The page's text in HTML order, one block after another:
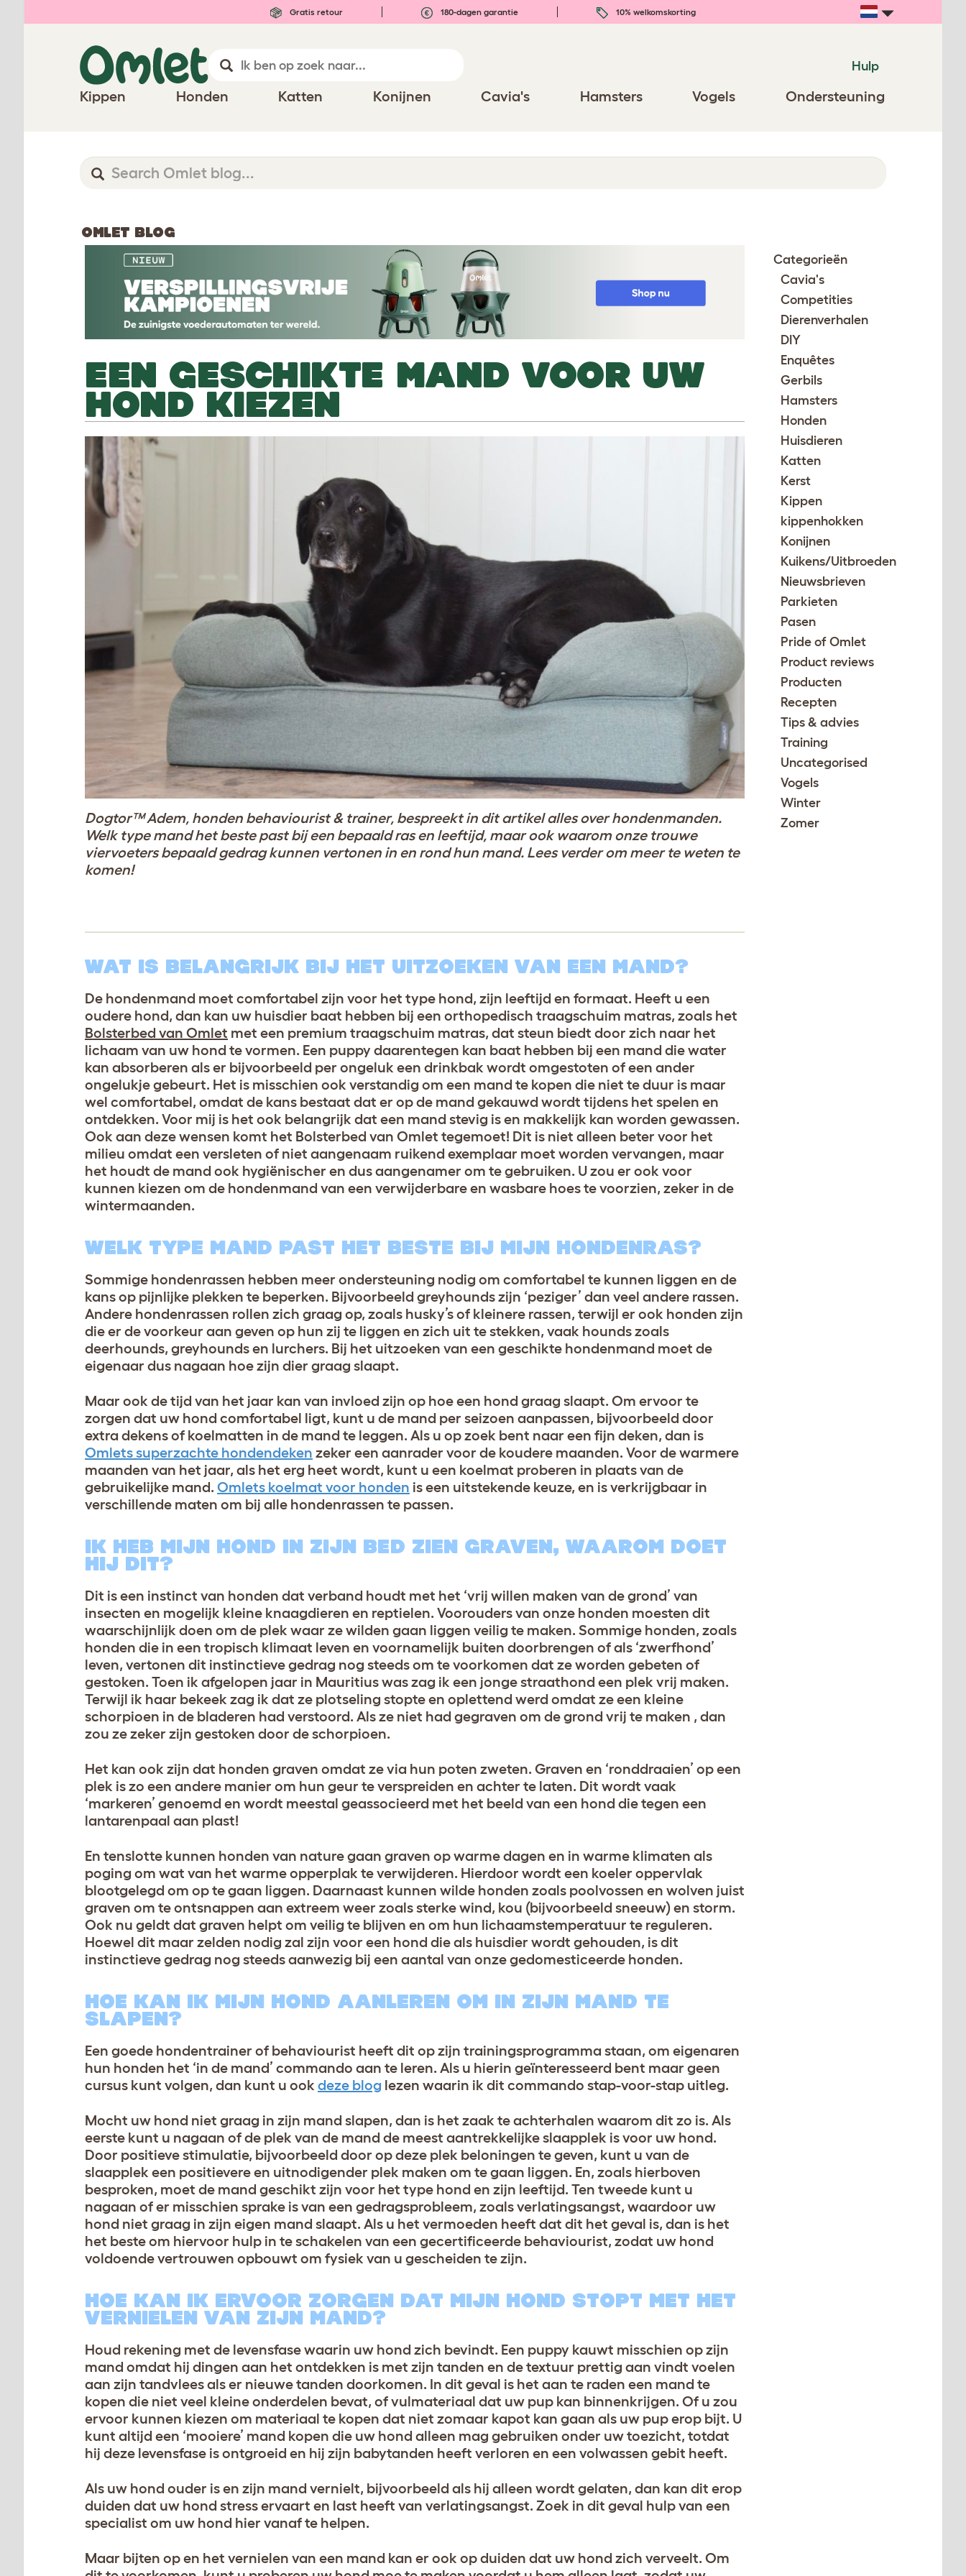
Gratis retour 180-dagen garantie 10% welkomskorting
Hulp
Kippen Honden Katten Konijnen Cavia's Hamsters Vogels Ondersteuning
OMLET BLOG
EEN GESCHIKTE MAND VOOR UW
HOND KIEZEN
Dogtor™ Adem, honden behaviourist & trainer, bespreekt in dit artikel alles over hondenmanden.
Welk type mand het beste past bij een bepaald ras en leeftijd, maar ook waarom onze trouwe
viervoeters bepaald gedrag kunnen vertonen in en rond hun mand. Lees verder om meer te weten te
komen!
WAT IS BELANGRIJK BIJ HET UITZOEKEN VAN EEN MAND?
De hondenmand moet comfortabel zijn voor het type hond, zijn leeftijd en formaat. Heeft u een
oudere hond, dan kan uw huisdier baat hebben bij een orthopedisch traagschuim matras, zoals het
Bolsterbed van Omlet met een premium traagschuim matras, dat steun biedt door zich naar het
lichaam van uw hond te vormen. Een puppy daarentegen kan baat hebben bij een mand die water
kan absorberen als er bijvoorbeeld per ongeluk een drinkbak wordt omgestoten of een ander
ongelukje gebeurt. Het is misschien ook verstandig om een mand te kopen die niet te duur is maar
wel comfortabel, omdat de kans bestaat dat er op de mand gekauwd wordt tijdens het spelen en
ontdekken. Voor mij is het ook belangrijk dat een mand stevig is en makkelijk kan worden gewassen.
Ook aan deze wensen komt het Bolsterbed van Omlet tegemoet! Dit is niet alleen beter voor het
milieu omdat een versleten of niet aangenaam ruikend exemplaar moet worden vervangen, maar
het houdt de mand ook hygiënischer en dus aangenamer om te gebruiken. U zou er ook voor
kunnen kiezen om de hondenmand van een verwijderbare en wasbare hoes te voorzien, zeker in de
wintermaanden.
WELK TYPE MAND PAST HET BESTE BIJ MIJN HONDENRAS?
Sommige hondenrassen hebben meer ondersteuning nodig om comfortabel te kunnen liggen en de
kans op pijnlijke plekken te beperken. Bijvoorbeeld greyhounds zijn ‘peziger’ dan veel andere rassen.
Andere hondenrassen rollen zich graag op, zoals husky’s of kleinere rassen, terwijl er ook honden zijn
die er de voorkeur aan geven op hun zij te liggen en zich uit te stekken, vaak hounds zoals
deerhounds, greyhounds en lurchers. Bij het uitzoeken van een geschikte hondenmand moet de
eigenaar dus nagaan hoe zijn dier graag slaapt.
Maar ook de tijd van het jaar kan van invloed zijn op hoe een hond graag slaapt. Om ervoor te
zorgen dat uw hond comfortabel ligt, kunt u de mand per seizoen aanpassen, bijvoorbeeld door
extra dekens of koelmatten in de mand te leggen. Als u op zoek bent naar een fijn deken, dan is
Omlets superzachte hondendeken zeker een aanrader voor de koudere maanden. Voor de warmere
maanden van het jaar, als het erg heet wordt, kunt u een koelmat proberen in plaats van de
gebruikelijke mand. Omlets koelmat voor honden is een uitstekende keuze, en is verkrijgbaar in
verschillende maten om bij alle hondenrassen te passen.
IK HEB MIJN HOND IN ZIJN BED ZIEN GRAVEN, WAAROM DOET
HIJ DIT?
Dit is een instinct van honden dat verband houdt met het ‘vrij willen maken van de grond’ van
insecten en mogelijk kleine knaagdieren en reptielen. Voorouders van onze honden moesten dit
waarschijnlijk doen om de plek waar ze wilden gaan liggen veilig te maken. Sommige honden, zoals
honden die in een tropisch klimaat leven en voornamelijk buiten doorbrengen of als ‘zwerfhond’
leven, vertonen dit instinctieve gedrag nog steeds om te voorkomen dat ze worden gebeten of
gestoken. Toen ik afgelopen jaar in Mauritius was zag ik een jonge straathond een plek vrij maken.
Terwijl ik haar bekeek zag ik dat ze plotseling stopte en oplettend werd omdat ze een kleine
schorpioen in de bladeren had verstoord. Als ze niet had gegraven om de grond vrij te maken , dan
zou ze zeker zijn gestoken door de schorpioen.
Het kan ook zijn dat honden graven omdat ze via hun poten zweten. Graven en ‘ronddraaien’ op een
plek is zo een andere manier om hun geur te verspreiden en achter te laten. Dit wordt vaak
‘markeren’ genoemd en wordt meestal geassocieerd met het beeld van een hond die tegen een
lantarenpaal aan plast!
En tenslotte kunnen honden van nature gaan graven op warme dagen en in warme klimaten als
poging om wat van het warme opperplak te verwijderen. Hierdoor wordt een koeler oppervlak
blootgelegd om op te gaan liggen. Daarnaast kunnen wilde honden zoals poolvossen en wolven juist
graven om te ontsnappen aan extreem weer zoals sterke wind, kou (bijvoorbeeld sneeuw) en storm.
Ook nu geldt dat graven helpt om veilig te blijven en om hun lichaamstemperatuur te reguleren.
Hoewel dit maar zelden nodig zal zijn voor een hond die als huisdier wordt gehouden, is dit
instinctieve gedrag nog steeds aanwezig bij een aantal van onze gedomesticeerde honden.
HOE KAN IK MIJN HOND AANLEREN OM IN ZIJN MAND TE
SLAPEN?
Een goede hondentrainer of behaviourist heeft dit op zijn trainingsprogramma staan, om eigenaren
hun honden het ‘in de mand’ commando aan te leren. Als u hierin geïnteresseerd bent maar geen
cursus kunt volgen, dan kunt u ook deze blog lezen waarin ik dit commando stap-voor-stap uitleg.
Mocht uw hond niet graag in zijn mand slapen, dan is het zaak te achterhalen waarom dit zo is. Als
eerste kunt u nagaan of de plek van de mand de meest aantrekkelijke slaapplek is voor uw hond.
Door positieve stimulatie, bijvoorbeeld door op deze plek beloningen te geven, kunt u van de
slaapplek een positievere en uitnodigender plek maken om te gaan liggen. En, zoals hierboven
besproken, moet de mand geschikt zijn voor het type hond en zijn leeftijd. Ten tweede kunt u
nagaan of er misschien sprake is van een gedragsprobleem, zoals verlatingsangst, waardoor uw
hond niet graag in zijn eigen mand slaapt. Als u het vermoeden heeft dat dit het geval is, dan is het
het beste om hiervoor hulp in te schakelen van een gecertificeerde behaviourist, zodat uw hond
voldoende vertrouwen opbouwt om fysiek van u gescheiden te zijn.
HOE KAN IK ERVOOR ZORGEN DAT MIJN HOND STOPT MET HET
VERNIELEN VAN ZIJN MAND?
Houd rekening met de levensfase waarin uw hond zich bevindt. Een puppy kauwt misschien op zijn
mand omdat hij dingen aan het ontdekken is met zijn tanden en de textuur prettig aan vindt voelen
aan zijn tandvlees als er nieuwe tanden doorkomen. In dit geval is het aan te raden een mand te
kopen die niet veel kleine onderdelen bevat, of vulmateriaal dat uw pup kan binnenkrijgen. Of u zou
ervoor kunnen kiezen om materiaal te kopen dat niet zomaar kapot kan gaan als uw pup erop bijt. U
kunt altijd een ‘mooiere’ mand kopen die uw hond alleen mag gebruiken onder uw toezicht, totdat
hij deze levensfase is ontgroeid en hij zijn babytanden heeft verloren en een volwassen gebit heeft.
Als uw hond ouder is en zijn mand vernielt, bijvoorbeeld als hij alleen wordt gelaten, dan kan dit erop
duiden dat uw hond stress ervaart en last heeft van verlatingsangst. Zoek in dit geval hulp van een
specialist om uw hond hier vanaf te helpen.
Maar bijten op en het vernielen van een mand kan er ook op duiden dat uw hond zich verveelt. Om
Categorieën
Cavia's
Competities
Dierenverhalen
DIY
Enquêtes
Gerbils
Hamsters
Honden
Huisdieren
Katten
Kerst
Kippen
kippenhokken
Konijnen
Kuikens/Uitbroeden
Nieuwsbrieven
Parkieten
Pasen
Pride of Omlet
Product reviews
Producten
Recepten
Tips & advies
Training
Uncategorised
Vogels
Winter
Zomer